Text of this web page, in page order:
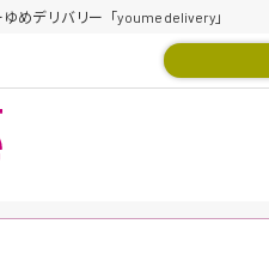
めデリバリー「youme delivery」